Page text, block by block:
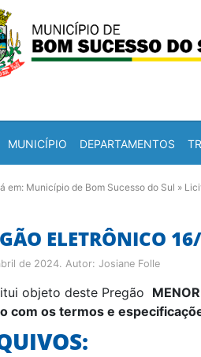
MUNICÍPIO DEPARTAMENTOS
em: Município de Bom Sucesso do Sul »
ELETRÔNICO
de 2024. Autor: Josiane Folle
objeto deste Pregão
com os termos e